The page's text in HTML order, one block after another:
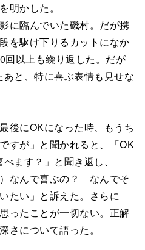
明かした。
に臨んでいた磯村。だが携
を駆け下りるカットになか
回以上も繰り返した。だが
あと、特に喜ぶ表情も見せな
後にOKになった時、もうち
すが」と聞かれると、「OK
ます？」と聞き返し、
）なんで喜ぶの？ なんでそ
たい」と訴えた。さらに
ったことが一切ない。正解
さについて語った。